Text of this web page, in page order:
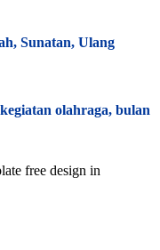
Sunatan, Ulang
olahraga, bulan
free design in